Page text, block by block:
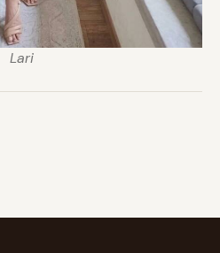
Lari